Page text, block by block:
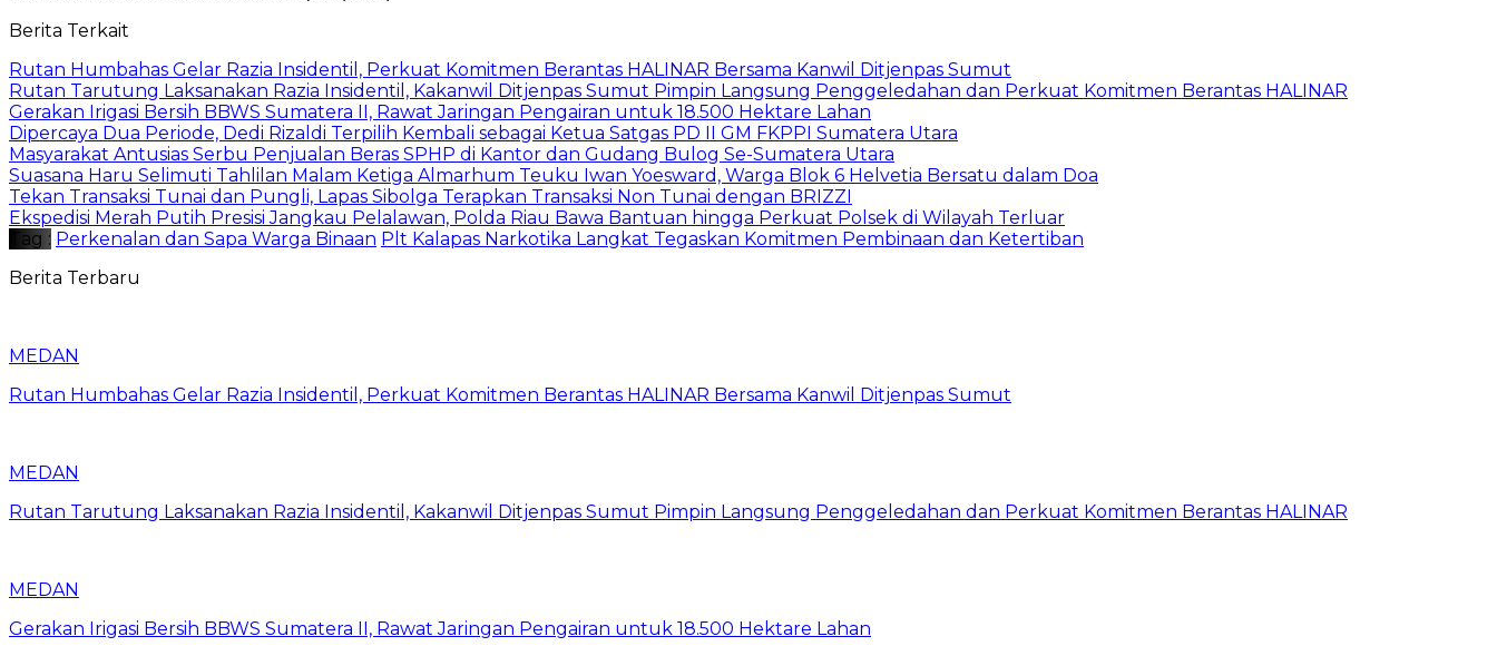
Berita Terkait
Rutan Humbahas Gelar Razia Insidentil, Perkuat Komitmen Berantas HALINAR Bersama Kanwil Ditjenpas Sumut
Rutan Tarutung Laksanakan Razia Insidentil, Kakanwil Ditjenpas Sumut Pimpin Langsung Penggeledahan dan Perkuat Komitmen Berantas HALINAR
Gerakan Irigasi Bersih BBWS Sumatera II, Rawat Jaringan Pengairan untuk 18.500 Hektare Lahan
Dipercaya Dua Periode, Dedi Rizaldi Terpilih Kembali sebagai Ketua Satgas PD II GM FKPPI Sumatera Utara
Masyarakat Antusias Serbu Penjualan Beras SPHP di Kantor dan Gudang Bulog Se-Sumatera Utara
Suasana Haru Selimuti Tahlilan Malam Ketiga Almarhum Teuku Iwan Yoesward, Warga Blok 6 Helvetia Bersatu dalam Doa
Tekan Transaksi Tunai dan Pungli, Lapas Sibolga Terapkan Transaksi Non Tunai dengan BRIZZI
Ekspedisi Merah Putih Presisi Jangkau Pelalawan, Polda Riau Bawa Bantuan hingga Perkuat Polsek di Wilayah Terluar
Tag : Perkenalan dan Sapa Warga Binaan Plt Kalapas Narkotika Langkat Tegaskan Komitmen Pembinaan dan Ketertiban
Berita Terbaru
MEDAN
Rutan Humbahas Gelar Razia Insidentil, Perkuat Komitmen Berantas HALINAR Bersama Kanwil Ditjenpas Sumut
MEDAN
Rutan Tarutung Laksanakan Razia Insidentil, Kakanwil Ditjenpas Sumut Pimpin Langsung Penggeledahan dan Perkuat Komitmen Berantas HALINAR
MEDAN
Gerakan Irigasi Bersih BBWS Sumatera II, Rawat Jaringan Pengairan untuk 18.500 Hektare Lahan